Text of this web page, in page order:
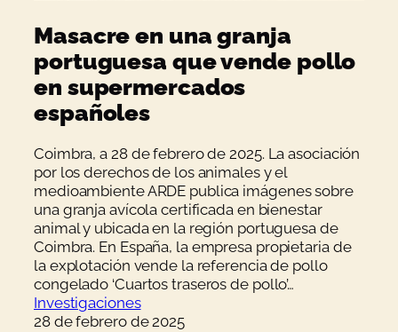
Masacre en una granja
portuguesa que vende pollo
en supermercados
españoles
Coimbra, a 28 de febrero de 2025. La asociación
por los derechos de los animales y el
medioambiente ARDE publica imágenes sobre
una granja avícola certificada en bienestar
animal y ubicada en la región portuguesa de
Coimbra. En España, la empresa propietaria de
la explotación vende la referencia de pollo
congelado ‘Cuartos traseros de pollo’…
Investigaciones
28 de febrero de 2025